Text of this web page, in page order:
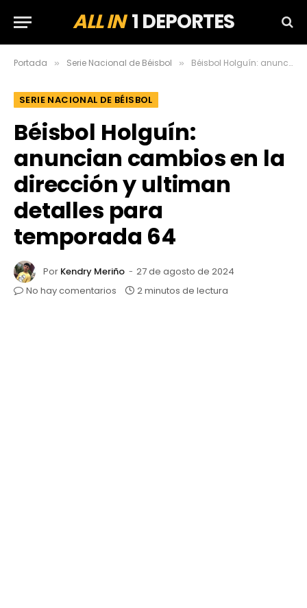
ALL IN1 DEPORTES
Portada » Serie Nacional de Béisbol » Béisbol Holguín: anuncian cambios en la dirección y ultiman detalles para temporada 64
SERIE NACIONAL DE BÉISBOL
Béisbol Holguín:
anuncian cambios en la
dirección y ultiman
detalles para
temporada 64
Por Kendry Meriño
27 de agosto de 2024
No hay comentarios
2 minutos de lectura